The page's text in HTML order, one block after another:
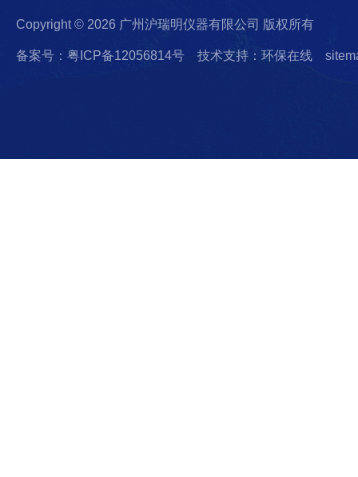
Copyright © 2026 广州沪瑞明仪器有限公司 版权所有
备案号：粤ICP备12056814号 技术支持：环保在线